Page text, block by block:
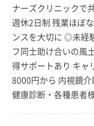
ナーズクリニックで
週休2日制 残業ほぼ
ンスを大切に ◎未経
フ同士助け合いの風
得サポートあり キ
8000円から 内視鏡
健康診断・各種患者